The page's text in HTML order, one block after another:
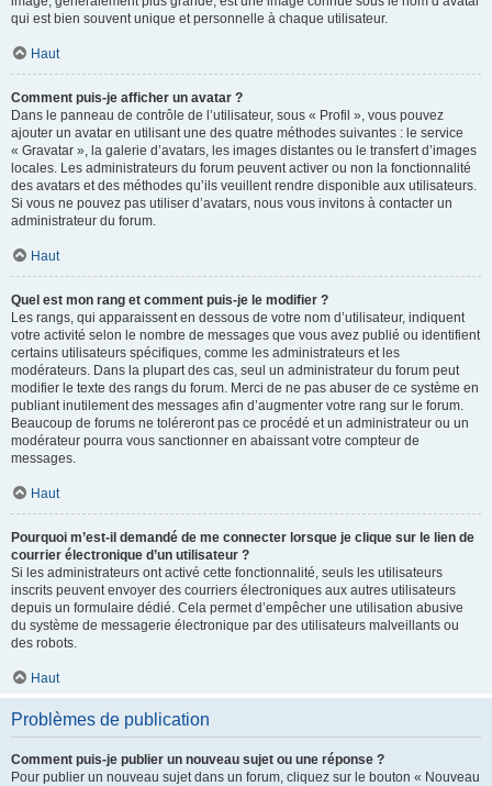
qui est bien souvent unique et personnelle à chaque utilisateur.
Haut
Comment puis-je afficher un avatar ?
Dans le panneau de contrôle de l’utilisateur, sous « Profil », vous pouvez
ajouter un avatar en utilisant une des quatre méthodes suivantes : le service
« Gravatar », la galerie d’avatars, les images distantes ou le transfert d’images
locales. Les administrateurs du forum peuvent activer ou non la fonctionnalité
des avatars et des méthodes qu’ils veuillent rendre disponible aux utilisateurs.
Si vous ne pouvez pas utiliser d’avatars, nous vous invitons à contacter un
administrateur du forum.
Haut
Quel est mon rang et comment puis-je le modifier ?
Les rangs, qui apparaissent en dessous de votre nom d’utilisateur, indiquent
votre activité selon le nombre de messages que vous avez publié ou identifient
certains utilisateurs spécifiques, comme les administrateurs et les
modérateurs. Dans la plupart des cas, seul un administrateur du forum peut
modifier le texte des rangs du forum. Merci de ne pas abuser de ce système en
publiant inutilement des messages afin d’augmenter votre rang sur le forum.
Beaucoup de forums ne toléreront pas ce procédé et un administrateur ou un
modérateur pourra vous sanctionner en abaissant votre compteur de
messages.
Haut
Pourquoi m’est-il demandé de me connecter lorsque je clique sur le lien de
courrier électronique d’un utilisateur ?
Si les administrateurs ont activé cette fonctionnalité, seuls les utilisateurs
inscrits peuvent envoyer des courriers électroniques aux autres utilisateurs
depuis un formulaire dédié. Cela permet d’empêcher une utilisation abusive
du système de messagerie électronique par des utilisateurs malveillants ou
des robots.
Haut
Problèmes de publication
Comment puis-je publier un nouveau sujet ou une réponse ?
Pour publier un nouveau sujet dans un forum, cliquez sur le bouton « Nouveau